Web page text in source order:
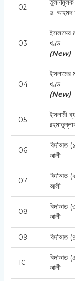
02
ড.
03
ইসলামের
(New)
04
ইসলামের
(New)
05
ইসলামী
06
বিদ‘আত
আলী
07
বিদ‘আত
আলী
08
বিদ‘আত
আলী
09 বিদ‘আত
10
বিদ‘আত
আলী